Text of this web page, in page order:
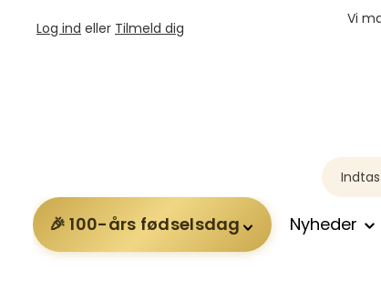
Log ind eller Tilmeld dig
Vi
100-års fødselsdag Nyheder